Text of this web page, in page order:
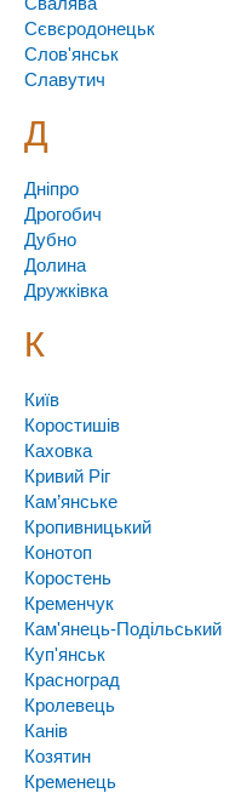
Сєвєродонецьк
Слов'янськ
Славутич
Д
Дніпро
Дрогобич
Дубно
Долина
Дружківка
К
Київ
Коростишів
Каховка
Кривий Ріг
Кам’янське
Кропивницький
Конотоп
Коростень
Кременчук
Кам'янець-Подільський
Куп'янськ
Красноград
Кролевець
Канів
Козятин
Кременець